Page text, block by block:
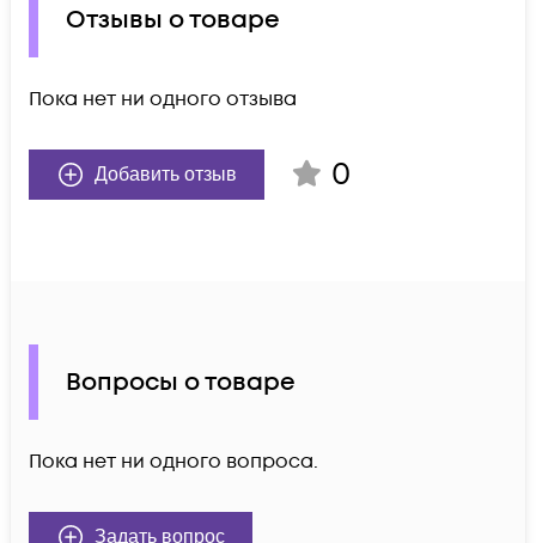
Отзывы о товаре
Пока нет ни одного отзыва
Добавить отзыв 0
Вопросы о товаре
Пока нет ни одного вопроса.
Задать вопрос